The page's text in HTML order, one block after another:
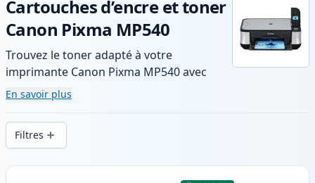
Cartouches d’encre et toner
Canon Pixma MP540
Trouvez le toner adapté à votre
imprimante Canon Pixma MP540 avec
notre gamme de cartouches compatibles
et haute capacité. Profitez d’une qualité
d’impression constante et d’une livraison
rapide depuis un stock local en .
En savoir plus
Filtres
Produits